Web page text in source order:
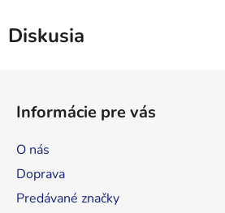
Diskusia
Informácie pre vás
O nás
Doprava
Predávané značky